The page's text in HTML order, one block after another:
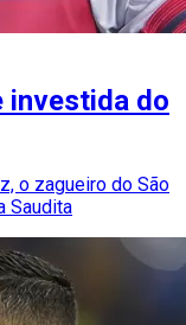
investida do
o zagueiro do São
Saudita